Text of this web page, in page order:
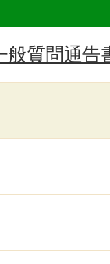
般質問通告